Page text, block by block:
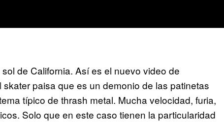
de California. Así es el nuevo video de
skater paisa que es un demonio de las patinetas
típico de thrash metal. Mucha velocidad, furia,
Solo que en este caso tienen la particularidad